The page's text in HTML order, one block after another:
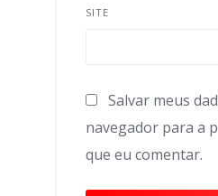
SITE
Salvar meus
navegador para a
que eu comentar.